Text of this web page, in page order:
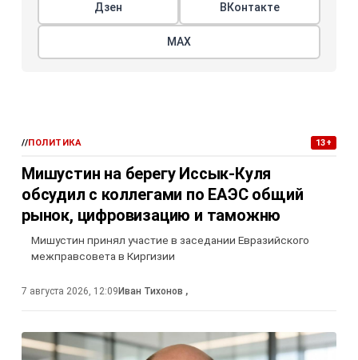
Дзен ВКонтакте
МАХ
//ПОЛИТИКА 13+
Мишустин на берегу Иссык-Куля
обсудил с коллегами по ЕАЭС общий
рынок, цифровизацию и таможню
Мишустин принял участие в заседании Евразийского
межправсовета в Киргизии
7 августа 2026, 12:09 Иван Тихонов ,